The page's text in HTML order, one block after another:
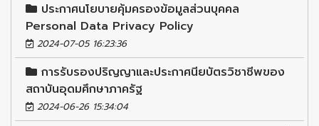
ประกาศนโยบายคุ้มครองข้อมูลส่วนบุคคล
Personal Data Privacy Policy
2024-07-05 16:23:36
การรับรองปริญญาและประกาศนียบัตรวิชาชีพของ
สถาบันอุดมศึกษาภาครัฐ
2024-06-26 15:34:04